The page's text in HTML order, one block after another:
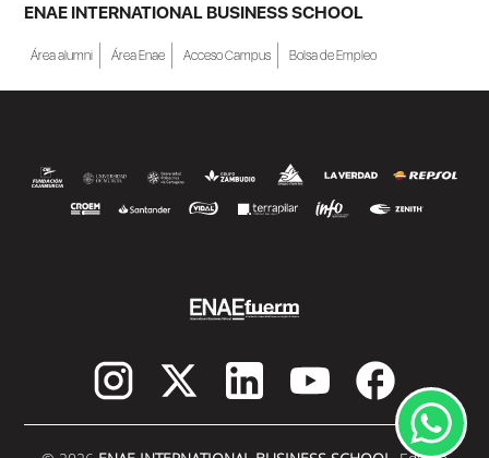
ENAE INTERNATIONAL BUSINESS SCHOOL
Área alumni Área Enae Acceso Campus Bolsa de Empleo